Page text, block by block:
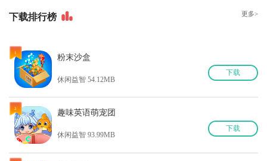
下载排行榜 更多>
1 粉末沙盒
休闲益智 54.12MB
下载
2 趣味英语萌宠团
休闲益智 93.99MB
下载